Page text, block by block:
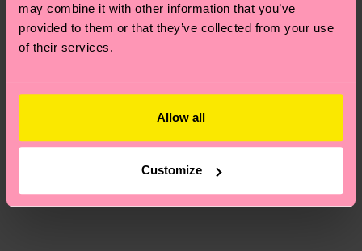
may combine it with other information that you’ve
provided to them or that they’ve collected from your use
of their services.
Allow all
Customize